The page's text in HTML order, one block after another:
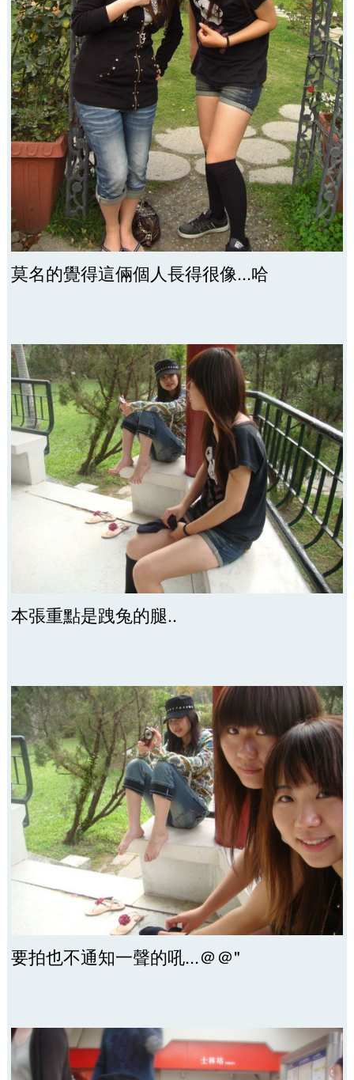
莫名的覺得這倆個人長得很像...哈
本張重點是跩兔的腿..
要拍也不通知一聲的吼...＠＠"